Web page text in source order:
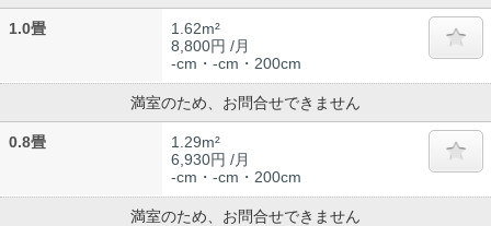
1.0畳
1.62m²
8,800円 /月
-cm・-cm・200cm
満室のため、お問合せできません
0.8畳
1.29m²
6,930円 /月
-cm・-cm・200cm
満室のため、お問合せできません